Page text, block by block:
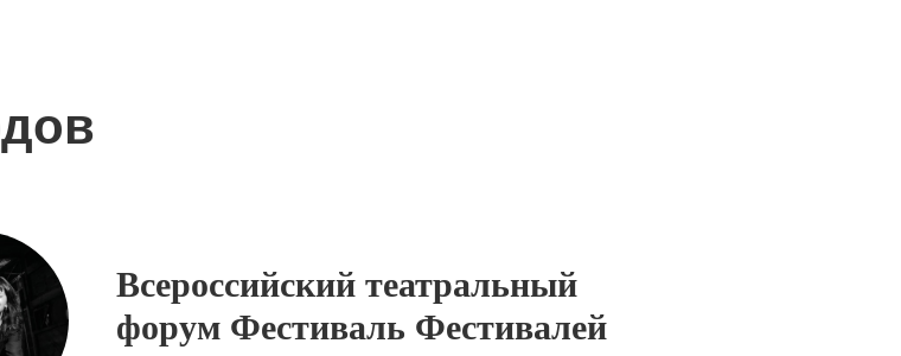
Вcероссийский театральный
форум Фестиваль Фестивалей